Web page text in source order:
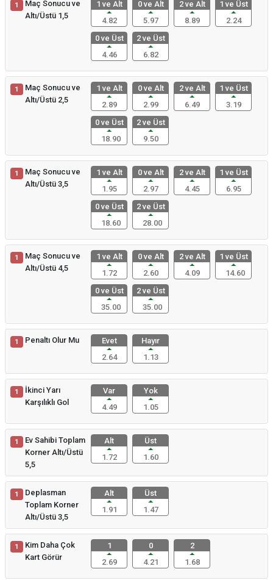
1
Maç Sonucu ve
Altı/Üstü 1,5
1 ve Alt
4.82
0 ve Alt
5.97
2 ve Alt
8.89
1 ve Üst
2.24
0 ve Üst
4.46
2 ve Üst
6.82
1
Maç Sonucu ve
Altı/Üstü 2,5
1 ve Alt
2.89
0 ve Alt
2.99
2 ve Alt
6.49
1 ve Üst
3.19
0 ve Üst
18.90
2 ve Üst
9.50
1
Maç Sonucu ve
Altı/Üstü 3,5
1 ve Alt
1.95
0 ve Alt
2.97
2 ve Alt
4.45
1 ve Üst
6.95
0 ve Üst
18.60
2 ve Üst
28.00
1
Maç Sonucu ve
Altı/Üstü 4,5
1 ve Alt
1.72
0 ve Alt
2.60
2 ve Alt
4.09
1 ve Üst
14.60
0 ve Üst
35.00
2 ve Üst
35.00
1 Penaltı Olur Mu
Evet
2.64
Hayır
1.13
1
İkinci Yarı
Karşılıklı Gol
Var
4.49
Yok
1.05
1
Ev Sahibi Toplam
Korner Altı/Üstü
5,5
Alt
1.72
Üst
1.60
1
Deplasman
Toplam Korner
Altı/Üstü 3,5
Alt
1.91
Üst
1.47
1
Kim Daha Çok
Kart Görür
1
2.69
0
4.21
2
1.68